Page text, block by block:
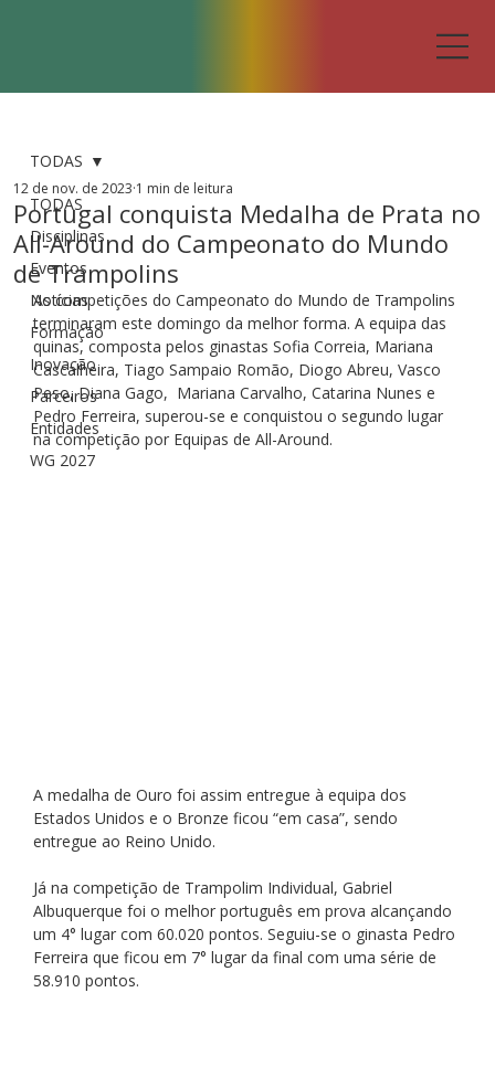
TODAS
Disciplinas
Eventos
Notícias
Formação
Inovação
Parceiros
Entidades
WG 2027
TODAS
Portugal conquista Medalha de Prata no
All-Around do Campeonato do Mundo
de Trampolins
12 de nov. de 2023 1 min de leitura
As competições do Campeonato do Mundo de Trampolins
terminaram este domingo da melhor forma. A equipa das
quinas, composta pelos ginastas Sofia Correia, Mariana
Cascalheira, Tiago Sampaio Romão, Diogo Abreu, Vasco
Peso, Diana Gago,  Mariana Carvalho, Catarina Nunes e
Pedro Ferreira, superou-se e conquistou o segundo lugar
na competição por Equipas de All-Around.
A medalha de Ouro foi assim entregue à equipa dos
Estados Unidos e o Bronze ficou “em casa”, sendo
entregue ao Reino Unido.
Já na competição de Trampolim Individual, Gabriel
Albuquerque foi o melhor português em prova alcançando
um 4° lugar com 60.020 pontos. Seguiu-se o ginasta Pedro
Ferreira que ficou em 7° lugar da final com uma série de
58.910 pontos.